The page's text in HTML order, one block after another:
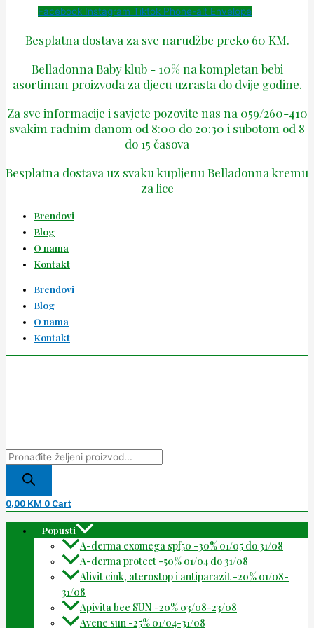
Facebook Instagram Tiktok Phone-alt Envelope
Besplatna dostava za sve narudžbe preko 60 KM.
Belladonna Baby klub - 10% na kompletan bebi
asortiman proizvoda za djecu uzrasta do dvije godine.
Za sve informacije i savjete pozovite nas na 059/260-410
svakim radnim danom od 8:00 do 20:30 i subotom od 8
do 15 časova
Besplatna dostava uz svaku kupljenu Belladonna kremu
za lice
Brendovi
Blog
O nama
Kontakt
Brendovi
Blog
O nama
Kontakt
0,00 KM 0 Cart
Popusti
A-derma exomega spf50 -30% 01/05 do 31/08
A-derma protect -50% 01/04 do 31/08
Alivit cink, aterostop i antiparazit -20% 01/08-
31/08
Apivita bee SUN -20% 03/08-23/08
Avene sun -25% 01/04-31/08